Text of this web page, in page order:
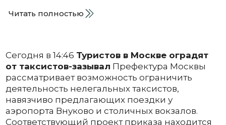
Читать полностью
Сегодня в 14:46 Туристов в Москве оградят
от таксистов-зазывал Префектура Москвы
рассматривает возможность ограничить
деятельность нелегальных таксистов,
навязчиво предлагающих поездки у
аэропорта Внуково и столичных вокзалов.
Соответствующий проект приказа находится